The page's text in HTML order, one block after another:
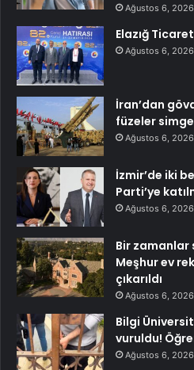
Ağustos 6, 2026
Elazığ
Ağustos 6, 2026
İran’dan
füzeler
Ağustos 6, 2026
İzmir’de iki
Parti’ye
Ağustos 6, 2026
Bir zamanlar
Meşhur ev
çıkarıldı
Ağustos 6, 2026
Bilgi
vuruldu!
Ağustos 6, 2026